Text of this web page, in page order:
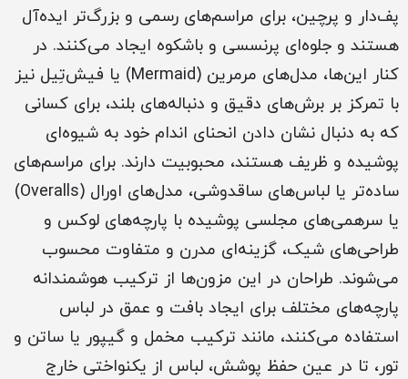
پف‌دار و پرچین، برای مراسم‌های رسمی و بزرگ‌تر ایده‌آل
هستند و جلوه‌ای پرنسسی و باشکوه ایجاد می‌کنند. در
کنار این‌ها، مدل‌های مرمرین (Mermaid) یا فیش‌تِیل نیز
با تمرکز بر برش‌های دقیق و دنباله‌های بلند، برای کسانی
که به دنبال نشان دادن انحنای اندام خود به شیوه‌ای
پوشیده و ظریف هستند، محبوبیت دارند. برای مراسم‌های
ساده‌تر یا لباس‌های ساقدوشی، مدل‌های اورال (Overalls)
یا سرهمی‌های مجلسی پوشیده با پارچه‌های لوکس و
طراحی‌های شیک، گزینه‌ای مدرن و متفاوت محسوب
می‌شوند. طراحان در این مزون‌ها از ترکیب هوشمندانه
پارچه‌های مختلف برای ایجاد بافت و عمق در لباس
استفاده می‌کنند، مانند ترکیب مخمل و گیپور یا ساتن و
تور، تا در عین حفظ پوشش، لباس از یکنواختی خارج